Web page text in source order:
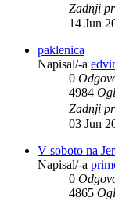
Zadnji
14 Jun
paklenica
Napisal/-a
0
4984
Zadnji
03 Jun
V soboto na
Napisal/-a
0
4865